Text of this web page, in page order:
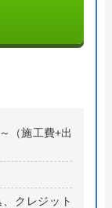
（施工費+出
クレジット